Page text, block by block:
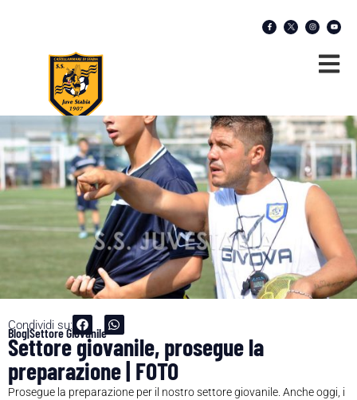
Condividi su:
Blog|Settore Giovanile
Settore giovanile, prosegue la
preparazione | FOTO
Prosegue la preparazione per il nostro settore giovanile. Anche oggi, i